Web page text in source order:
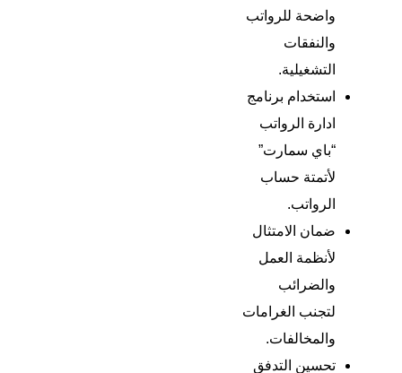
واضحة للرواتب
والنفقات
التشغيلية.
استخدام برنامج
ادارة الرواتب
“باي سمارت”
لأتمتة حساب
الرواتب.
ضمان الامتثال
لأنظمة العمل
والضرائب
لتجنب الغرامات
والمخالفات.
تحسين التدفق